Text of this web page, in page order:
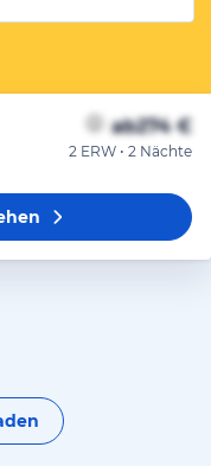
ab274 €
2 ERW • 2 Nächte